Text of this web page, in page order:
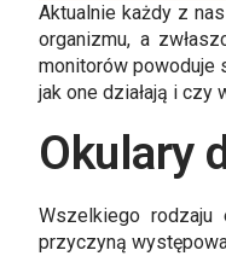
Aktualnie każdy z
organizmu, a
monitorów powoduje
jak one działają i czy
Okulary
Wszelkiego rodzaju
przyczyną